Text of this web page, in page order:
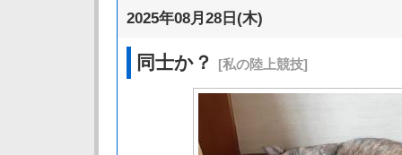
2025年08月28日(木)
同士か？ [私の陸上競技]